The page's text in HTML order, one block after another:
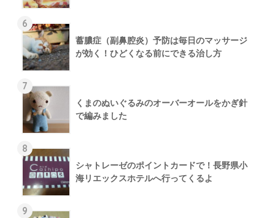
6
蓄膿症（副鼻腔炎）予防は毎日のマッサージ
が効く！ひどくなる前にできる治し方
7
くまのぬいぐるみのオーバーオールをかぎ針
で編みました
8
シャトレーゼのポイントカードで！長野県小
海リエックスホテルへ行ってくるよ
9